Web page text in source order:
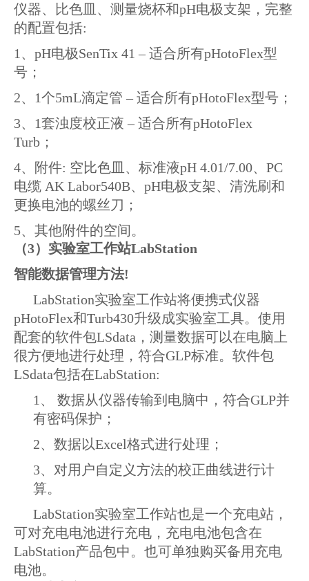
仪器、比色皿、测量烧杯和pH电极支架，完整
的配置包括:
1、pH电极SenTix 41 – 适合所有pHotoFlex型
号；
2、1个5mL滴定管 – 适合所有pHotoFlex型号；
3、1套浊度校正液 – 适合所有pHotoFlex
Turb；
4、附件: 空比色皿、标准液pH 4.01/7.00、PC
电缆 AK Labor540B、pH电极支架、清洗刷和
更换电池的螺丝刀；
5、其他附件的空间。
（3）实验室工作站LabStation
智能数据管理方法!
LabStation实验室工作站将便携式仪器
pHotoFlex和Turb430升级成实验室工具。使用
配套的软件包LSdata，测量数据可以在电脑上
很方便地进行处理，符合GLP标准。软件包
LSdata包括在LabStation:
1、 数据从仪器传输到电脑中，符合GLP并
有密码保护；
2、数据以Excel格式进行处理；
3、对用户自定义方法的校正曲线进行计
算。
LabStation实验室工作站也是一个充电站，
可对充电电池进行充电，充电电池包含在
LabStation产品包中。也可单独购买备用充电
电池。